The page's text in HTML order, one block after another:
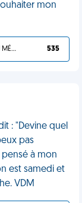
mon
TU L'AS BIEN MÉRITÉ 535
: "Devine quel
pas
à mon
est samedi et
VDM